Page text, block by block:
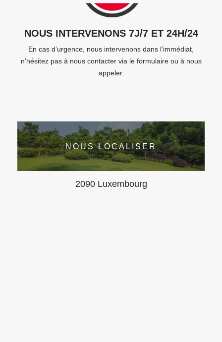
NOUS INTERVENONS 7J/7 ET 24H/24
En cas d’urgence, nous intervenons dans l’immédiat,
n’hésitez pas à nous contacter via le formulaire ou à nous
appeler.
NOUS LOCALISER
2090 Luxembourg